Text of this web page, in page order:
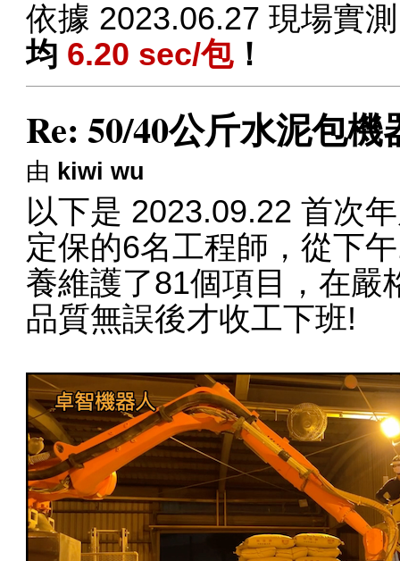
依據 2023.06.27 現場實
均 6.20 sec/包！
Re: 50/40公斤水泥包
由 kiwi wu
以下是 2023.09.22 首次
定保的6名工程師，從下
養維護了81個項目，在嚴
品質無誤後才收工下班!